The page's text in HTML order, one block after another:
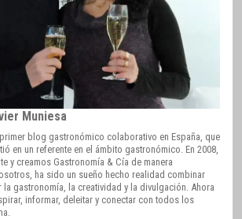
Muniesa
blog gastronómico colaborativo en España, que
en un referente en el ámbito gastronómico. En 2008,
y creamos Gastronomía & Cía de manera
ha sido un sueño hecho realidad combinar
gastronomía, la creatividad y la divulgación. Ahora
informar, deleitar y conectar con todos los